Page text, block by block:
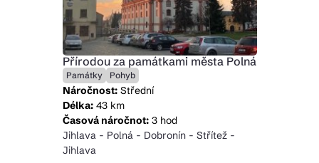
Přírodou za památkami města Polná
Památky Pohyb
Náročnost:Střední
Délka:43 km
Časová náročnot:3 hod
Jihlava - Polná - Dobronín - Střítež -
Jihlava